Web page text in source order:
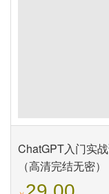
ChatGPT入门实
（高清完结无密）